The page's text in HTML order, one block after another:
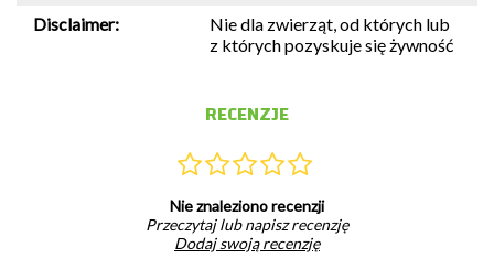
Disclaimer:
Nie dla zwierząt, od których lub
z których pozyskuje się żywność
RECENZJE
Nie znaleziono recenzji
Przeczytaj lub napisz recenzję
Dodaj swoją recenzję